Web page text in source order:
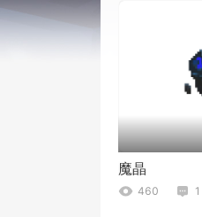
魔晶
460 1